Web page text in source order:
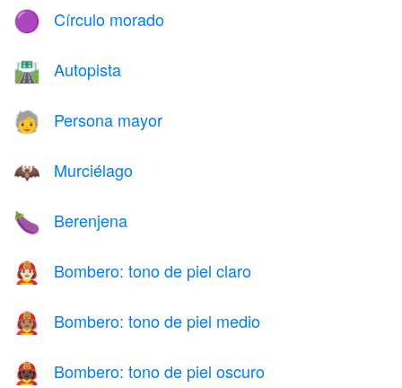
🟣 Círculo morado
🛣️ Autopista
🧓 Persona mayor
🦇 Murciélago
🍆 Berenjena
🧑🏻‍🚒 Bombero: tono de piel claro
🧑🏽‍🚒 Bombero: tono de piel medio
🧑🏿‍🚒 Bombero: tono de piel oscuro